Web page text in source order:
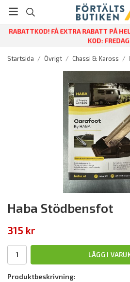
RABATTKOD! FÅ EXTRA RABATT PÅ
KOD: FREDAG
Startsida / Övrigt / Chassi & Kaross /
Haba Stödbensfot
315 kr
LÄGG I
Produktbeskrivning: